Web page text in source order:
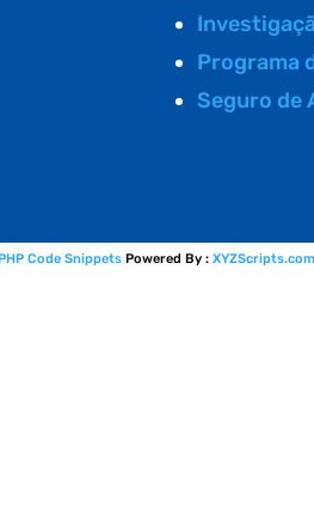
Programa
Seguro de
PHP Code Snippets Powered By : XYZScripts.com